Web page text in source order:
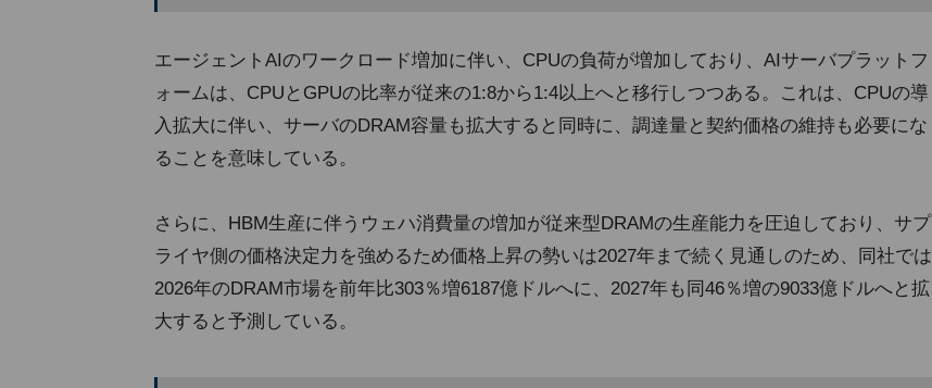
エージェントAIのワークロード増加に伴い、CPUの負荷が増加しており、AIサーバプラットフ
ォームは、CPUとGPUの比率が従来の1:8から1:4以上へと移行しつつある。これは、CPUの導
入拡大に伴い、サーバのDRAM容量も拡大すると同時に、調達量と契約価格の維持も必要にな
ることを意味している。
さらに、HBM生産に伴うウェハ消費量の増加が従来型DRAMの生産能力を圧迫しており、サプ
ライヤ側の価格決定力を強めるため価格上昇の勢いは2027年まで続く見通しのため、同社では
2026年のDRAM市場を前年比303％増6187億ドルへに、2027年も同46％増の9033億ドルへと拡
大すると予測している。